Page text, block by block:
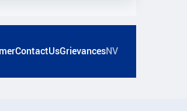
ContactUsGrievancesNV